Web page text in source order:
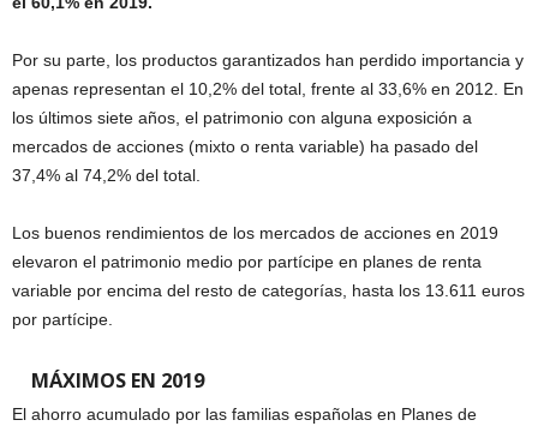
Por su parte, los productos garantizados han perdido importancia y
apenas representan el 10,2% del total, frente al 33,6% en 2012. En
los últimos siete años, el patrimonio con alguna exposición a
mercados de acciones (mixto o renta variable) ha pasado del
37,4% al 74,2% del total.
Los buenos rendimientos de los mercados de acciones en 2019
elevaron el patrimonio medio por partícipe en planes de renta
variable por encima del resto de categorías, hasta los 13.611 euros
por partícipe.
MÁXIMOS EN 2019
El ahorro acumulado por las familias españolas en Planes de